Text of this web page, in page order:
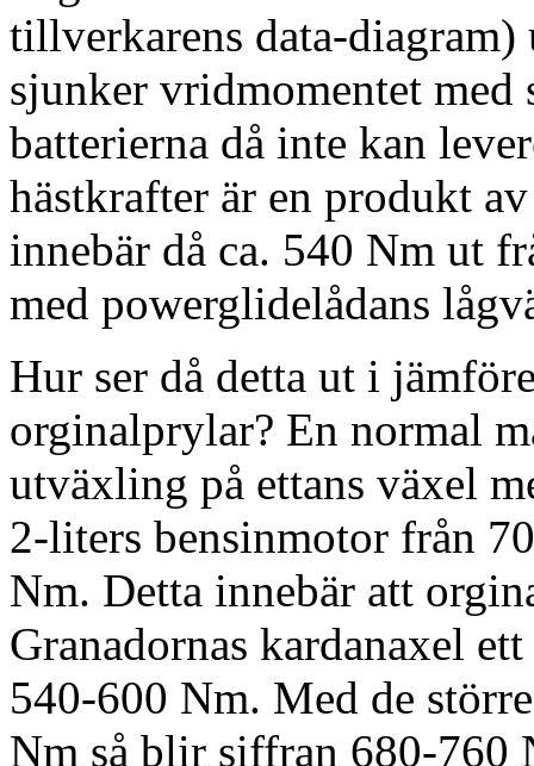
tillverkarens data-
sjunker vridmomentet med
batterierna då inte kan
hästkrafter är en produkt
innebär då ca. 540 Nm ut
med powerglidelådans
Hur ser då detta ut i
orginalprylar? En normal
utväxling på ettans växel
2-liters bensinmotor från
Nm. Detta innebär att
Granadornas kardanaxel
540-600 Nm. Med de
Nm så blir siffran 680-760